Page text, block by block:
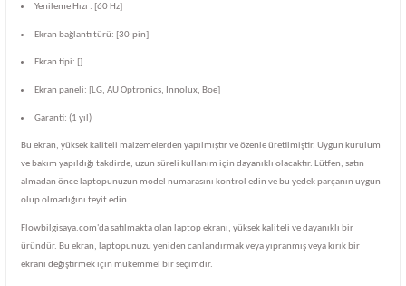
Yenileme Hızı : [60 Hz]
Ekran bağlantı türü: [30-pin]
Ekran tipi: []
Ekran paneli: [LG, AU Optronics, Innolux, Boe]
Garanti: (1 yıl)
Bu ekran, yüksek kaliteli malzemelerden yapılmıştır ve özenle üretilmiştir. Uygun kurulum
ve bakım yapıldığı takdirde, uzun süreli kullanım için dayanıklı olacaktır. Lütfen, satın
almadan önce laptopunuzun model numarasını kontrol edin ve bu yedek parçanın uygun
olup olmadığını teyit edin.
Flowbilgisaya.com'da satılmakta olan laptop ekranı, yüksek kaliteli ve dayanıklı bir
üründür. Bu ekran, laptopunuzu yeniden canlandırmak veya yıpranmış veya kırık bir
ekranı değiştirmek için mükemmel bir seçimdir.